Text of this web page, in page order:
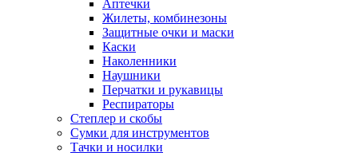
Аптечки
Жилеты, комбинезоны
Защитные очки и маски
Каски
Наколенники
Наушники
Перчатки и рукавицы
Респираторы
Степлер и скобы
Сумки для инструментов
Тачки и носилки